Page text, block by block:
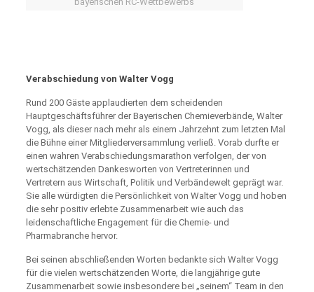
Verabschiedung von Walter Vogg
Rund 200 Gäste applaudierten dem scheidenden
Hauptgeschäftsführer der Bayerischen Chemieverbände, Walter
Vogg, als dieser nach mehr als einem Jahrzehnt zum letzten Mal
die Bühne einer Mitgliederversammlung verließ. Vorab durfte er
einen wahren Verabschiedungsmarathon verfolgen, der von
wertschätzenden Dankesworten von Vertreterinnen und
Vertretern aus Wirtschaft, Politik und Verbändewelt geprägt war.
Sie alle würdigten die Persönlichkeit von Walter Vogg und hoben
die sehr positiv erlebte Zusammenarbeit wie auch das
leidenschaftliche Engagement für die Chemie- und
Pharmabranche hervor.
Bei seinen abschließenden Worten bedankte sich Walter Vogg
für die vielen wertschätzenden Worte, die langjährige gute
Zusammenarbeit sowie insbesondere bei „seinem“ Team in den